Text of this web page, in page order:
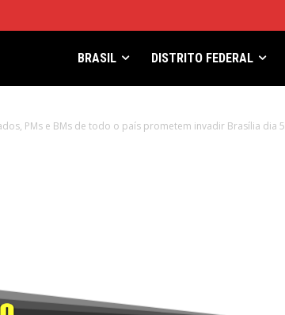
BRASIL DISTRITO FEDERAL
PMs e BMs de todo o país prometem invadir Brasília dia 5